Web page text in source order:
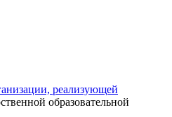
реализующей
образовательной